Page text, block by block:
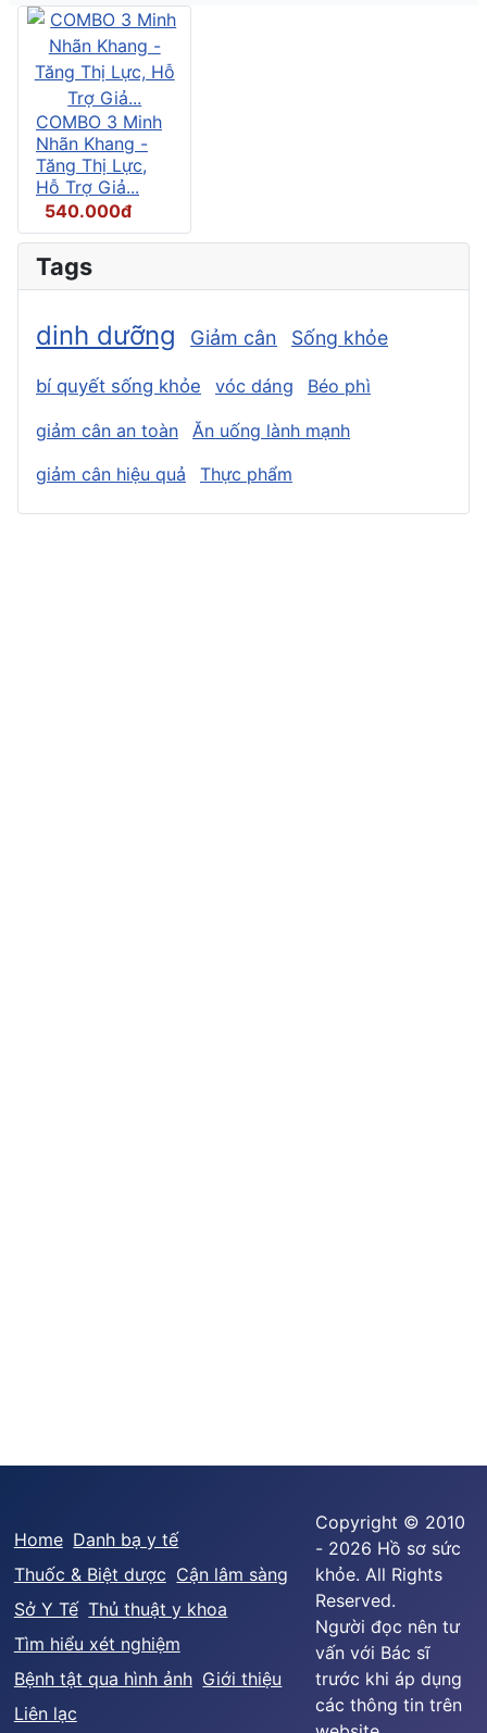
COMBO 3 Minh
Nhãn Khang -
Tăng Thị Lực,
Hỗ Trợ Giả...
540.000đ
Tags
dinh dưỡng Giảm cân Sống khỏe
bí quyết sống khỏe vóc dáng Béo phì
giảm cân an toàn
Ăn uống lành mạnh
giảm cân hiệu quả
Thực phẩm
Home Danh bạ y tế
Thuốc & Biệt dược Cận lâm sàng
Sở Y Tế Thủ thuật y khoa
Tìm hiểu xét nghiệm
Bệnh tật qua hình ảnh Giới thiệu
Liên lạc
Copyright © 2010
- 2026 Hồ sơ sức
khỏe. All Rights
Reserved.
Người đọc nên tư
vấn với Bác sĩ
trước khi áp dụng
các thông tin trên